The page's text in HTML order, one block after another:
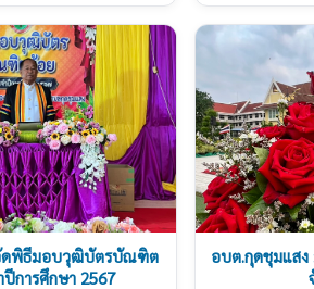
ดพิธีมอบวุฒิบัตรบัณฑิต
การศึกษา 2567
อบต.กุดชุมแสง